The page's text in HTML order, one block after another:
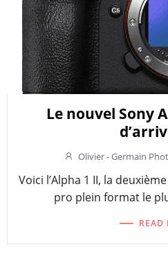
Le nouvel Sony
Olivier - Germain
Voici l’Alpha 1 II, la
pro plein format le
READ